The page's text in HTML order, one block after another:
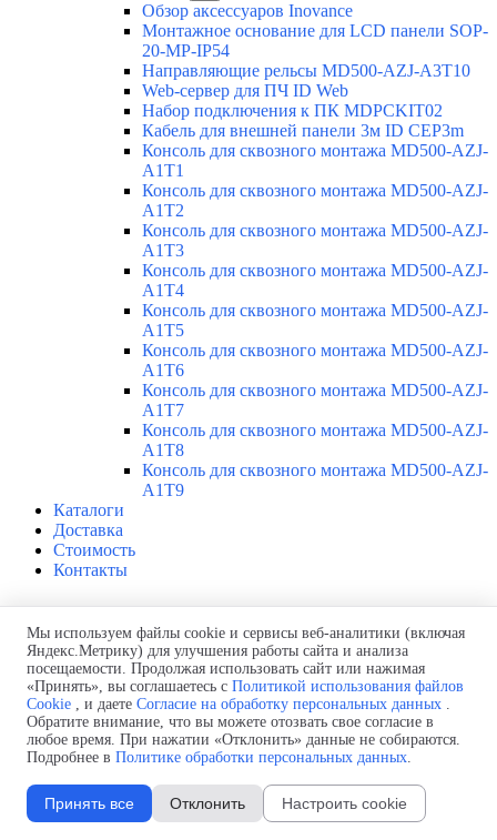
Обзор аксессуаров Inovance
Монтажное основание для LCD панели SOP-
20-MP-IP54
Направляющие рельсы MD500-AZJ-A3T10
Web-сервер для ПЧ ID Web
Набор подключения к ПК MDPCKIT02
Кабель для внешней панели 3м ID CEP3m
Консоль для сквозного монтажа MD500-AZJ-
A1T1
Консоль для сквозного монтажа MD500-AZJ-
A1T2
Консоль для сквозного монтажа MD500-AZJ-
A1T3
Консоль для сквозного монтажа MD500-AZJ-
A1T4
Консоль для сквозного монтажа MD500-AZJ-
A1T5
Консоль для сквозного монтажа MD500-AZJ-
A1T6
Консоль для сквозного монтажа MD500-AZJ-
A1T7
Консоль для сквозного монтажа MD500-AZJ-
A1T8
Консоль для сквозного монтажа MD500-AZJ-
A1T9
Каталоги
Доставка
Стоимость
Контакты
Продукция > Тормозные модули
Тормозной модуль, 60A, MD290/MD500 90-110кВт, MD500-
Plus 90кВт, 480В, Inovance MDBUN-60-5T
Артикул:InovanceMDBUN-60-5T
Краткое описание:Тормозной модуль, 60A, MD290/MD500
90-110кВт, MD500-Plus 90кВт, 480В.
Назначение: Внешний тормозной модуль для частотных
Мы используем файлы cookie и сервисы веб-аналитики (включая
Яндекс.Метрику) для улучшения работы сайта и анализа
посещаемости. Продолжая использовать сайт или нажимая
«Принять», вы соглашаетесь с Политикой использования файлов
Cookie , и даете Согласие на обработку персональных данных .
Обратите внимание, что вы можете отозвать свое согласие в
любое время. При нажатии «Отклонить» данные не собираются.
Подробнее в Политике обработки персональных данных.
Принять все Отклонить Настроить cookie